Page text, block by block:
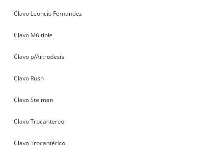
Clavo Leoncio Fernandez
Clavo Múltiple
Clavo p/Artrodesis
Clavo Rush
Clavo Steiman
Clavo Trocantereo
Clavo Trocantérico